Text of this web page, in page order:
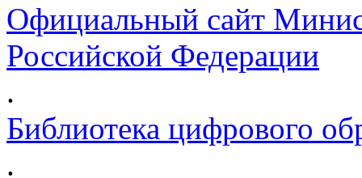
Официальный сайт
Российской Федерации
.
Библиотека цифрового
.